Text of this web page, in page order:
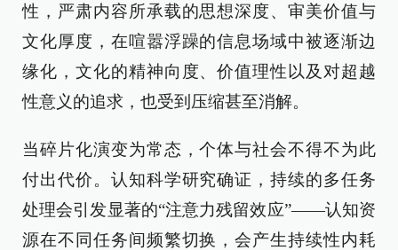
性，严肃内容所承载的思想深度、审美价值与
文化厚度，在喧嚣浮躁的信息场域中被逐渐边
缘化，文化的精神向度、价值理性以及对超越
性意义的追求，也受到压缩甚至消解。
当碎片化演变为常态，个体与社会不得不为此
付出代价。认知科学研究确证，持续的多任务
处理会引发显著的“注意力残留效应”——认知资
源在不同任务间频繁切换，会产生持续性内耗